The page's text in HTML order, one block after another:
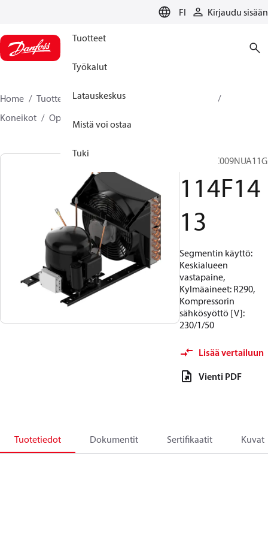
FI Kirjaudu sisään
Tuotteet
Työkalut
Latauskeskus
Mistä voi ostaa
Tuki
Home Tuotteet
Climate Solutions jäähdytykseen
Koneikot
Optyma™
OP-MCNC009NUA11G
114F14
13
Segmentin käyttö:
Keskialueen
vastapaine,
Kylmäaineet: R290,
Kompressorin
sähkösyöttö [V]:
230/1/50
Lisää vertailuun
Vienti PDF
Tuotetiedot Dokumentit Sertifikaatit Kuvat